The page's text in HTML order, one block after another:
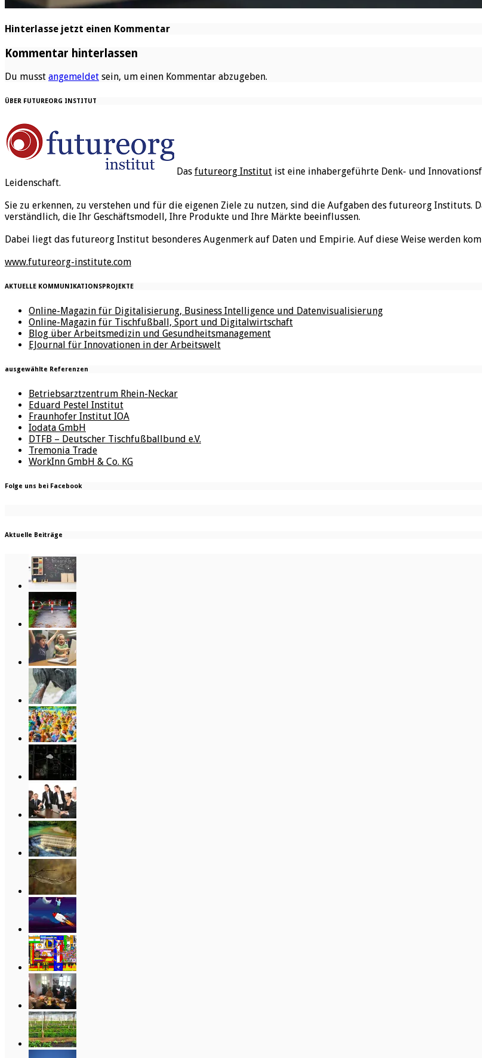
Hinterlasse jetzt einen Kommentar
Kommentar hinterlassen
Du musst angemeldet sein, um einen Kommentar abzugeben.
ÜBER FUTUREORG INSTITUT
Das futureorg Institut ist eine inhabergeführte Denk- und
Leidenschaft.
Sie zu erkennen, zu verstehen und für die eigenen Ziele zu nutzen, sind die Aufgaben des futureorg
verständlich, die Ihr Geschäftsmodell, Ihre Produkte und Ihre Märkte beeinflussen.
Dabei liegt das futureorg Institut besonderes Augenmerk auf Daten und Empirie. Auf diese Weise werden
www.futureorg-institute.com
AKTUELLE KOMMUNIKATIONSPROJEKTE
Online-Magazin für Digitalisierung, Business Intelligence und Datenvisualisierung
Online-Magazin für Tischfußball, Sport und Digitalwirtschaft
Blog über Arbeitsmedizin und Gesundheitsmanagement
EJournal für Innovationen in der Arbeitswelt
ausgewählte Referenzen
Betriebsarztzentrum Rhein-Neckar
Eduard Pestel Institut
Fraunhofer Institut IOA
Iodata GmbH
DTFB – Deutscher Tischfußballbund e.V.
Tremonia Trade
WorkInn GmbH & Co. KG
Folge uns bei Facebook
Aktuelle Beiträge